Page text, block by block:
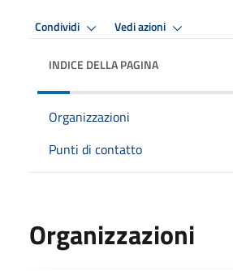
Condividi Vedi azioni
INDICE DELLA PAGINA
Organizzazioni
Punti di contatto
Organizzazioni